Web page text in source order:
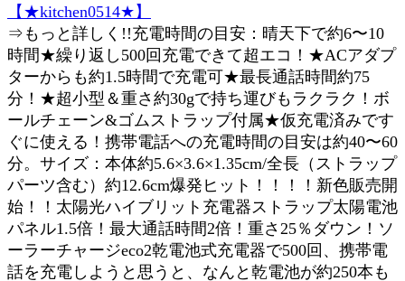
【★kitchen0514★】
⇒もっと詳しく!!充電時間の目安：晴天下で約6〜10
時間★繰り返し500回充電できて超エコ！★ACアダプ
ターからも約1.5時間で充電可★最長通話時間約75
分！★超小型＆重さ約30gで持ち運びもラクラク！ボ
ールチェーン&ゴムストラップ付属★仮充電済みです
ぐに使える！携帯電話への充電時間の目安は約40〜60
分。サイズ：本体約5.6×3.6×1.35cm/全長（ストラップ
パーツ含む）約12.6cm爆発ヒット！！！！新色販売開
始！！太陽光ハイブリット充電器ストラップ太陽電池
パネル1.5倍！最大通話時間2倍！重さ25％ダウン！ソ
ーラーチャージeco2乾電池式充電器で500回、携帯電
話を充電しようと思うと、なんと乾電池が約250本も